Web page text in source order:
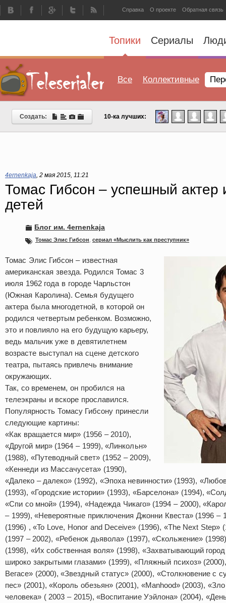
Справка О проекте Обратная связь
Топики Сериалы
Все Коллективные
Создать: 10-ка лучших:
4ernenkaja, 2 мая 2015, 11:21
Томас Гибсон – успешный актер
детей
Блог им. 4ernenkaja
Томас Элис Гибсон сериал «Мыслить как преступник»
Томас Элис Гибсон – известная
американская звезда. Родился Томас 3
июля 1962 года в городе Чарльстон
(Южная Каролина). Семья будущего
актера была многодетной, в которой он
родился четвертым ребенком. Возможно,
это и повлияло на его будущую карьеру,
ведь мальчик уже в девятилетнем
возрасте выступал на сцене детского
театра, пытаясь привлечь внимание
окружающих.
Так, со временем, он пробился на
телеэкраны и вскоре прославился.
Популярность Томасу Гибсону принесли
следующие картины:
«Как вращается мир» (1956 – 2010),
«Другой мир» (1964 – 1999), «Линкольн»
(1988), «Путеводный свет» (1952 – 2009),
«Кеннеди из Массачусета» (1990),
«Далеко – далеко» (1992), «Эпоха невинности» (1993),
(1993), «Городские истории» (1993), «Барселона» (1994),
«Спи со мной» (1994), «Надежда Чикаго» (1994 – 2000),
– 1999), «Невероятные приключения Джонни Квеста» (1996 –
(1996) , «To Love, Honor and Deceive» (1996), «The Next Step»
(1997 – 2002), «Ребенок дьявола» (1997), «Скольжение»
(1998), «Их собственная воля» (1998), «Захватывающий
широко закрытыми глазами» (1999), «Пляжный психоз»
Вегасе» (2000), «Звездный статус» (2000), «Столкновение с
пес» (2001), «Король обезьян» (2001), «Manhood» (2003),
человека» ( 2003 – 2015), «Воспитание Уэйлона» (2004),